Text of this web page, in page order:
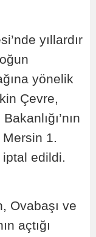
yıllardır
yönelik
Çevre,
Mersin 1.
iptal edildi.
Ovabaşı ve
açtığı